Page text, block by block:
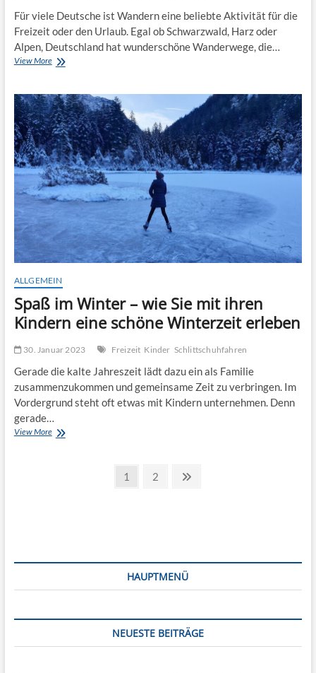
Für viele Deutsche ist Wandern eine beliebte Aktivität für die
Freizeit oder den Urlaub. Egal ob Schwarzwald, Harz oder
Alpen, Deutschland hat wunderschöne Wanderwege, die…
View MoreWandern
Die
besten
Tipps
für
Wandertouren
ALLGEMEIN
Spaß im Winter – wie Sie mit ihren
Kindern eine schöne Winterzeit erleben
30. Januar 2023 Freizeit Kinder Schlittschuhfahren
Gerade die kalte Jahreszeit lädt dazu ein als Familie
zusammenzukommen und gemeinsame Zeit zu verbringen. Im
Vordergrund steht oft etwas mit Kindern unternehmen. Denn
gerade…
View MoreSpaß
Seitennummerierung
Page
1 Page
2
HAUPTMENÜ
NEUESTE BEITRÄGE